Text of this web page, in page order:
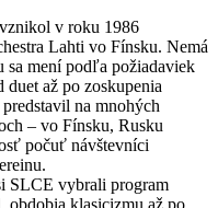
vznikol v roku 1986
Lahti vo Fínsku. Nemá
sa mení podľa požiadaviek
až po zoskupenia
na mnohých
– vo Fínsku, Rusku
počuť návštevníci
SLCE vybrali program
klasicizmu až po